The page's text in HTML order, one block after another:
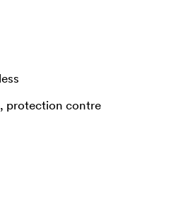
protection contre